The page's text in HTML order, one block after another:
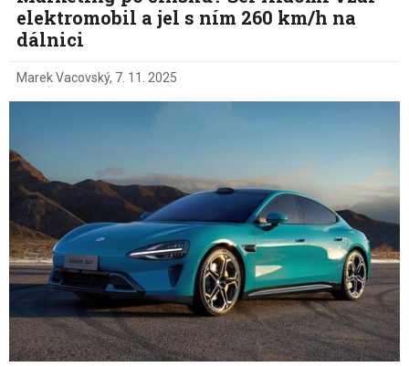
elektromobil a jel s ním 260 km/h na
dálnici
Marek Vacovský, 7. 11. 2025